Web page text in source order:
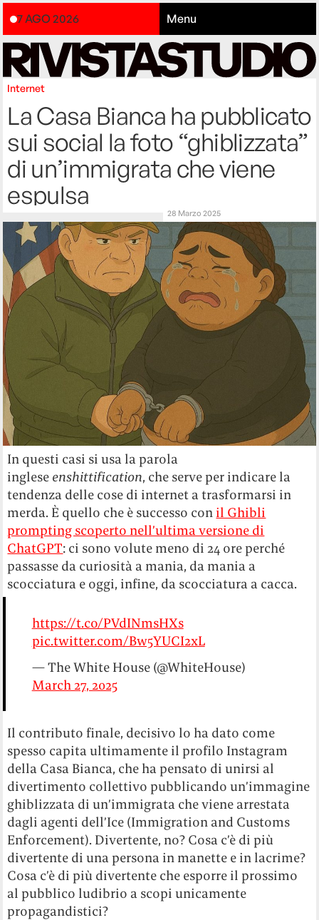
7 AGO 2026 Menu
Internet
La Casa Bianca ha pubblicato
sui social la foto “ghiblizzata”
di un’immigrata che viene
espulsa
28 Marzo 2025
In questi casi si usa la parola
inglese enshittification, che serve per indicare la
tendenza delle cose di internet a trasformarsi in
merda. È quello che è successo con il Ghibli
prompting scoperto nell’ultima versione di
ChatGPT: ci sono volute meno di 24 ore perché
passasse da curiosità a mania, da mania a
scocciatura e oggi, infine, da scocciatura a cacca.
https://t.co/PVdINmsHXs
pic.twitter.com/Bw5YUCI2xL
— The White House (@WhiteHouse)
March 27, 2025
Il contributo finale, decisivo lo ha dato come
spesso capita ultimamente il profilo Instagram
della Casa Bianca, che ha pensato di unirsi al
divertimento collettivo pubblicando un’immagine
ghiblizzata di un’immigrata che viene arrestata
dagli agenti dell’Ice (Immigration and Customs
Enforcement). Divertente, no? Cosa c’è di più
divertente di una persona in manette e in lacrime?
Cosa c’è di più divertente che esporre il prossimo
al pubblico ludibrio a scopi unicamente
propagandistici?